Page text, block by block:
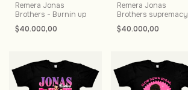
Remera Jonas
Brothers - Burnin up
$40.000,00
Remera Jonas
Brothers supremacy
$40.000,00